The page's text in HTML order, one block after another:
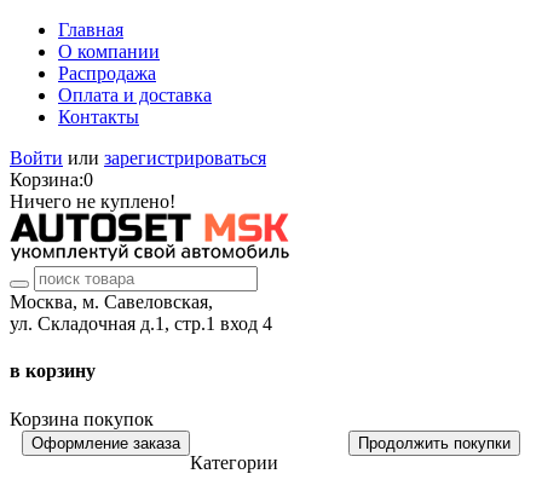
Главная
О компании
Распродажа
Оплата и доставка
Контакты
Войти или зарегистрироваться
Корзина:0
Ничего не куплено!
Москва, м. Савеловская,
ул. Складочная д.1, стр.1 вход 4
в корзину
Корзина покупок
Оформление заказа Продолжить покупки
Категории